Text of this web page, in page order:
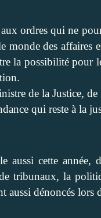
ordres qui ne
des affaires
la possibilité pour
de la Justice,
qui reste à la
aussi cette année,
tribunaux, la
aussi dénoncés lors